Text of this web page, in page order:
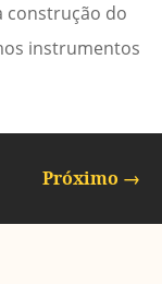
construção do
instrumentos
Próximo →